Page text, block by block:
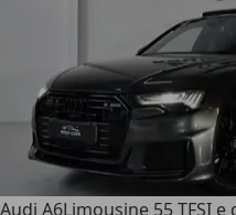
Audi A6Limousine 55 TFSI